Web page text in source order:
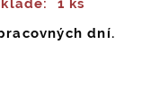
1 ks
dní.